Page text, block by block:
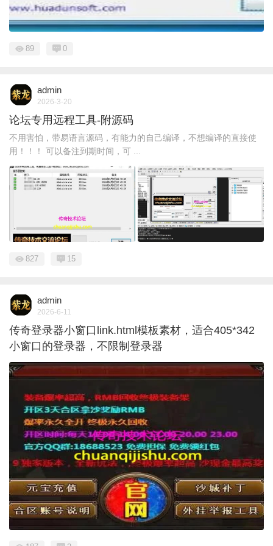
89 0
admin
2026-3-20
论坛专用远程工具-附源码
不用害怕，带易语言源码，有能力的自己编译，不想编译的直接使
用！！！ 可以备注到期时间，可 ...
827 15
admin
2026-6-11
传奇登录器小窗口link.html模板素材，适合405*342
小窗口的登录器，不限制登录器